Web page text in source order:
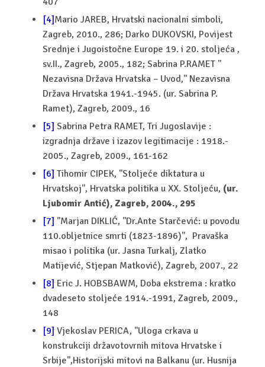
[4]Mario JAREB, Hrvatski nacionalni simboli,
Zagreb, 2010., 286; Darko DUKOVSKI, Povijest
Srednje i Jugoistočne Europe 19. i 20. stoljeća ,
sv.II., Zagreb, 2005., 182; Sabrina P.RAMET ''
Nezavisna Država Hrvatska – Uvod,'' Nezavisna
Država Hrvatska 1941.-1945. (ur. Sabrina P.
Ramet), Zagreb, 2009., 16
[5] Sabrina Petra RAMET, Tri Jugoslavije :
izgradnja države i izazov legitimacije : 1918.-
2005., Zagreb, 2009., 161-162
[6] Tihomir CIPEK, ''Stoljeće diktatura u
Hrvatskoj'', Hrvatska politika u XX. Stoljeću, (ur.
Ljubomir Antić), Zagreb, 2004., 295
[7] ''Marjan DIKLIĆ, ''Dr.Ante Starčević: u povodu
110.obljetnice smrti (1823-1896)'', Pravaška
misao i politika (ur. Jasna Turkalj, Zlatko
Matijević, Stjepan Matković), Zagreb, 2007., 22
[8] Eric J. HOBSBAWM, Doba ekstrema : kratko
dvadeseto stoljeće 1914.-1991, Zagreb, 2009.,
148
[9] Vjekoslav PERICA, ''Uloga crkava u
konstrukciji državotovrnih mitova Hrvatske i
Srbije'',Historijski mitovi na Balkanu (ur. Husnija